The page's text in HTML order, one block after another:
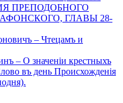
ПРЕПОДОБНОГО
ГЛАВЫ 28-
– Чтецамъ и
– О значеніи крестныхъ
въ день Происхожденія